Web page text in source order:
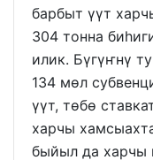
барбыт үүт
304 тонна
илик. Бүгүҥнү
134 мөл
үүт, төбө
харчы
быйыл да харчы